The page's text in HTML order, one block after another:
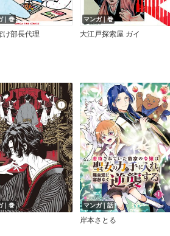
｜巻
け部長代理
マンガ｜巻
大江戸探索屋 ガイ
｜巻 マンガ｜話
岸本さとる